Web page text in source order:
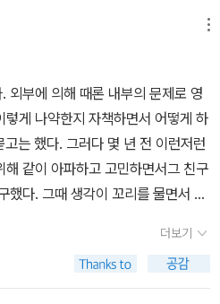
싶어 했다니, 어딘가 코넌 도일의
이어 벌린은 유명한 에세이에서 여
'고슴도치형'과 다재다능한 '여우
문인으로서의 재능에도 불구하고
던 톨스토이를 가리켜 '고슴도치인
렸는데, 어쩌면 수전 손택에 대해서
을지는 않을지... [*] 얼마 전에 업다
를 뒤적이다 보니, 한국 펜(PEN) 지
수전 손택이 등장한다. 손택이 미국
투옥하는 독재 정권이라는 이유로
>가장 개인적이면서도 무엇보다 정
에 관한 너무나 영특한 글. 이 책은
를 위해 더 많이 읽혀야 할 책’으로
국에 살면서 매일 거울 앞에서 씨름
의 고통>은 21세기 최고의 책으로
로서의 질병>을 추천하고 싶다. 결
및 그런 질병을 앓는 이들에게 사회
천연두 대신 코로나, 우울증 등의
나 아까운 책. “인종, 계급, 젠더, 종
지 않는가!<법정의 얼굴들>은 친
는데 어디서 들어본 이름인데, 하
이유>의 그 판사더라. 내가 그거
것 같은데, 하고 다시 찾아본다. '문
'라고 써놓은 걸 보니 ㅋㅋㅋㅋㅋ
은 남지 않고 막 좋았던 건 아니었
다니.. 사기 전에 찾아보지... ㅋㅋㅋ
는 당신을 바라보았다>는 어쩐지
아무튼 김혜리의 글을 읽어본 적 없
을 듣고 구뤠? 하고 사본 책이다.
모하고 있다. 물론 나도 어느정도는
매력적으로 화장하고 스타일을 완
슈퍼모델도 초기에 즐겨봤었다. 나
델이 되었을지도 모른다고 생각했
어떤 스타일이 있다. 직장에 다닐때
타일대로 입고, 꾸미기 위해 노력했
지만 음반가게에서, 서점에서 내 스
가는 여성들도 있었다. 거리에서
내 스타일을 찍고 싶다고 해 명동거
도 있다. 그러다 한 남자를 사귀고
았는데 그 사람은 나를 꾸며주는 걸
에 가져온다. 피터 노왁, <섹스, 폭
<포르노 판타지> 모두 중고책, 선편
외부에 의해 때론 내부의 문제로 영
게 나약한지 자책하면서 어떻게 하
는 했다. 그러다 몇 년 전 이런저런
같이 아파하고 고민하면서그 친구
했다. 그때 생각이 꼬리를 물면서 참
갔는지 심지어 공작새도 나오고 그
번씩 모습을 드러내곤 했다.그런
들었던 '파랑새'이야기 처럼 어쩌
더보기